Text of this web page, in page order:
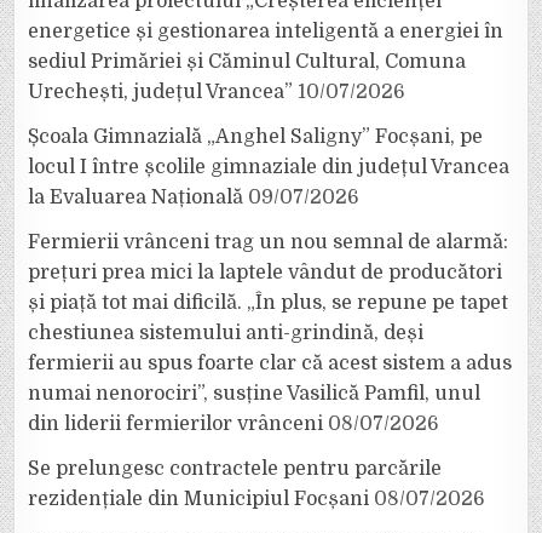
energetice și gestionarea inteligentă a energiei în
sediul Primăriei și Căminul Cultural, Comuna
Urechești, județul Vrancea” 10/07/2026
Școala Gimnazială „Anghel Saligny” Focșani, pe
locul I între școlile gimnaziale din județul Vrancea
la Evaluarea Națională 09/07/2026
Fermierii vrânceni trag un nou semnal de alarmă:
prețuri prea mici la laptele vândut de producători
și piață tot mai dificilă. „În plus, se repune pe tapet
chestiunea sistemului anti-grindină, deși
fermierii au spus foarte clar că acest sistem a adus
numai nenorociri”, susține Vasilică Pamfil, unul
din liderii fermierilor vrânceni 08/07/2026
Se prelungesc contractele pentru parcările
rezidențiale din Municipiul Focșani 08/07/2026